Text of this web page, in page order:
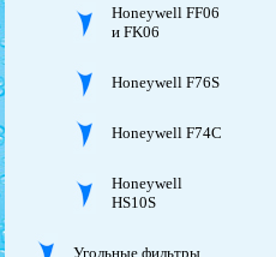
Honeywell FF06
и FK06
Honeywell F76S
Honeywell F74C
Honeywell
HS10S
Угольные фильтры